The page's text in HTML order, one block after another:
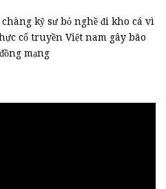
kỹ sư bỏ nghề đi kho cá vì
cổ truyền Việt nam gây bão
mạng